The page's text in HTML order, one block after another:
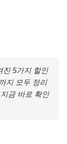
진 5가지 할인
지 모두 정리
금 바로 확인